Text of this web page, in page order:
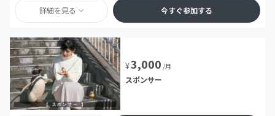
詳細を見る 今すぐ参加する
¥3,000 /月
スポンサー